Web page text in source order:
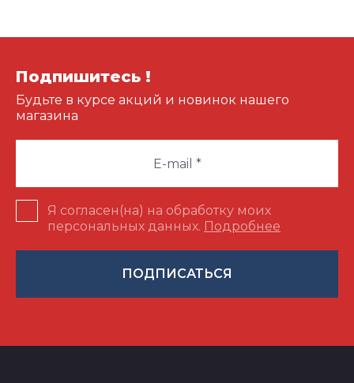
Подпишитесь !
Будьте в курсе акций и новинок нашего
магазина
Я согласен(на) на обработку моих
персональных данных. Подробнее
ПОДПИСАТЬСЯ